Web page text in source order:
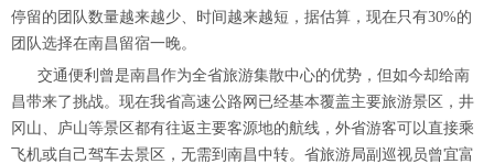
停留的团队数量越来越少、时间越来越短，据估算，现在只有30%的
团队选择在南昌留宿一晚。
交通便利曾是南昌作为全省旅游集散中心的优势，但如今却给南
昌带来了挑战。现在我省高速公路网已经基本覆盖主要旅游景区，井
冈山、庐山等景区都有往返主要客源地的航线，外省游客可以直接乘
飞机或自己驾车去景区，无需到南昌中转。省旅游局副巡视员曾宜富